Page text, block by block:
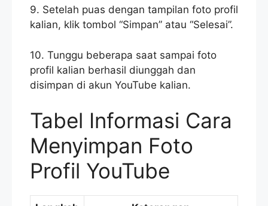
9. Setelah puas dengan tampilan foto profil
kalian, klik tombol “Simpan” atau “Selesai”.
10. Tunggu beberapa saat sampai foto
profil kalian berhasil diunggah dan
disimpan di akun YouTube kalian.
Tabel Informasi Cara
Menyimpan Foto
Profil YouTube